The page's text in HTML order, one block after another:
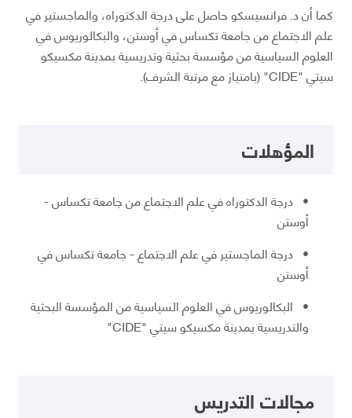
كما أن د. فرانسيسكو حاصل على درجة الدكتوراه، والماجستير في
علم الاجتماع من جامعة تكساس في أوستن، والبكالوريوس في
العلوم السياسية من مؤسسة بحثية وتدريسية بمدينة مكسيكو
سيتي "CIDE" (بامتياز مع مرتبة الشرف).
المؤهلات
• درجة الدكتوراه في علم الاجتماع من جامعة تكساس -
أوستن
• درجة الماجستير في علم الاجتماع - جامعة تكساس في
أوستن
• البكالوريوس في العلوم السياسية من المؤسسة البحثية
والتدريسية بمدينة مكسيكو سيتي "CIDE"
مجالات التدريس